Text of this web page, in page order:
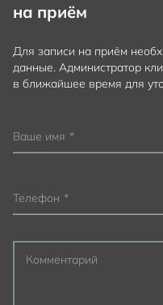
на приём
Для записи на приём
данные. Администратор
в ближайшее время для
Ваше имя *
Телефон *
Комментарий